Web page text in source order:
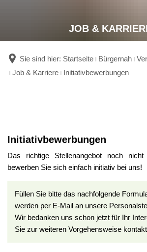
JOB &
Sie sind hier: Startseite Bürgernah
Job & Karriere
Initiativbewerbungen
Initiativbewerbungen
Das richtige Stellenangebot noch
bewerben Sie sich einfach initiativ bei uns!
Füllen Sie bitte das nachfolgende
werden per E-Mail an unsere
Wir bedanken uns schon jetzt für Ihr
Sie zur weiteren Vorgehensweise